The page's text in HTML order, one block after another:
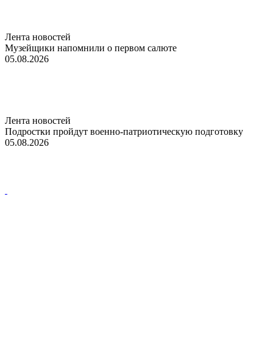
Лента новостей
Музейщики напомнили о первом салюте
05.08.2026
Лента новостей
Подростки пройдут военно-патриотическую подготовку
05.08.2026